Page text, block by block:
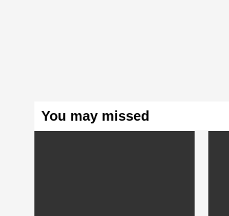
You may missed